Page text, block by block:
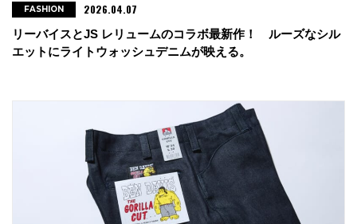
リーバイスとJS レリュームのコラボ最新作！ ルーズなシル
エットにライトウォッシュデニムが映える。
FASHION 2026.04.07